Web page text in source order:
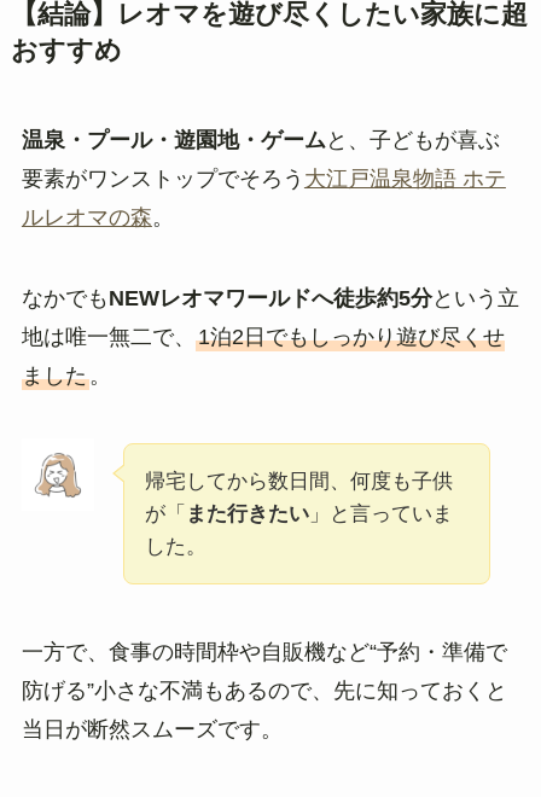
【結論】レオマを遊び尽くしたい家族に超
おすすめ
温泉・プール・遊園地・ゲーム と、子どもが喜ぶ
要素がワンストップでそろう 大江戸温泉物語 ホテ
ルレオマの森。
なかでも NEWレオマワールドへ徒歩約5分という立
地は唯一無二で、 1泊2日でもしっかり遊び尽くせ
ました。
帰宅してから数日間、何度も子供
が「 また行きたい」と言っていま
した。
一方で、食事の時間枠や自販機など“予約・準備で
防げる”小さな不満もあるので、先に知っておくと
当日が断然スムーズです。